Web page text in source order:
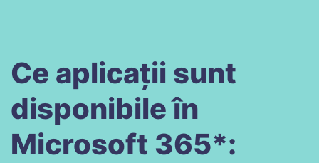
Ce aplicații sunt
disponibile în
Microsoft 365*: